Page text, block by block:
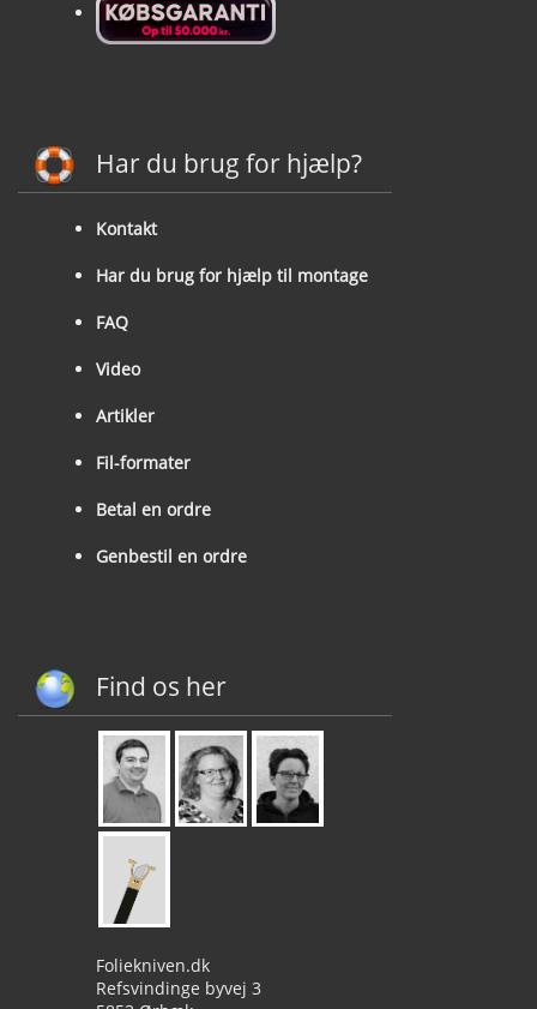
Har du brug for hjælp?
Kontakt
Har du brug for hjælp til montage
FAQ
Video
Artikler
Fil-formater
Betal en ordre
Genbestil en ordre
Find os her
Foliekniven.dk
Refsvindinge byvej 3